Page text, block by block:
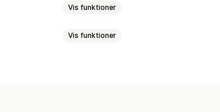
Vis funktioner
Vis funktioner